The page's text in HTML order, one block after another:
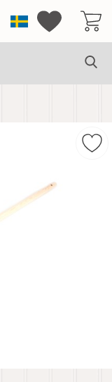
SverigeMina